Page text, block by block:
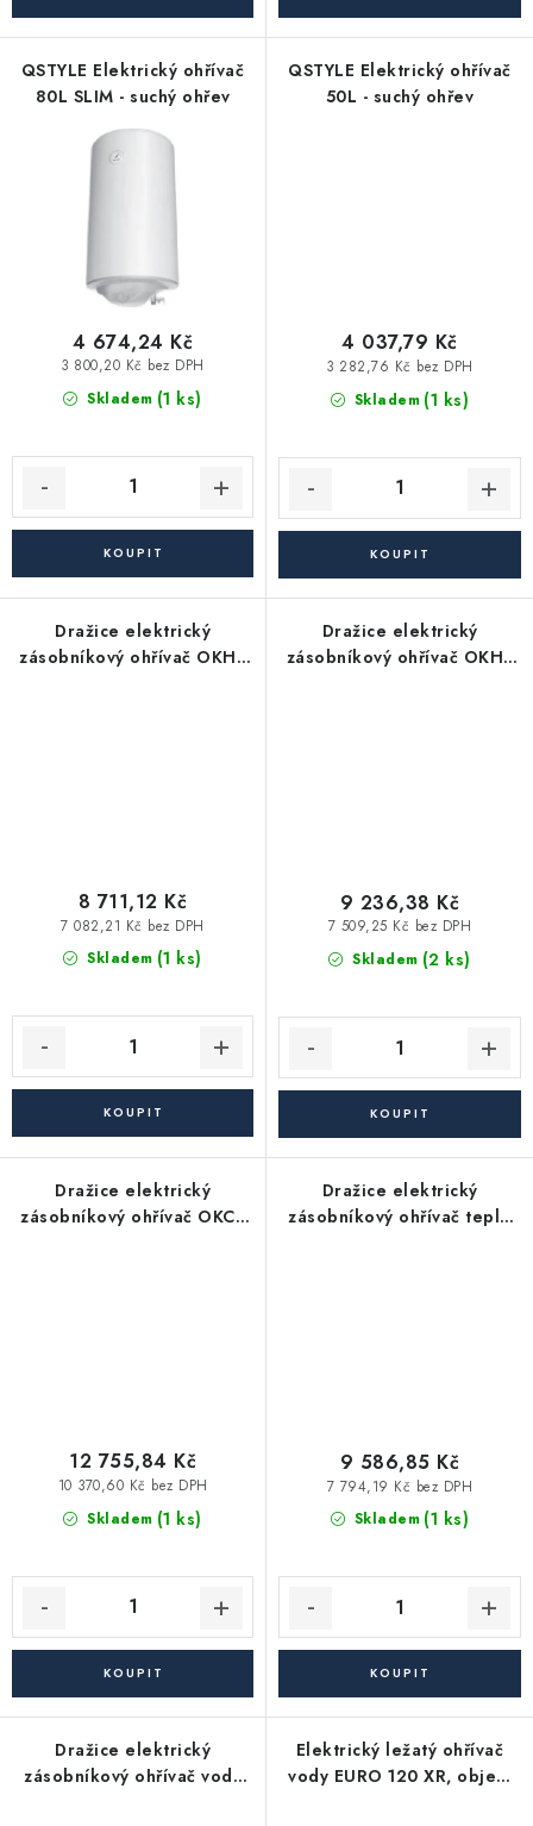
Kontakty Poštovné a doprava
Obchodní podmínky
Reklamační podmínky
Obchodní podmínky půjčovny nářadí
QSTYLE Elektrický ohřívač
80L SLIM - suchý ohřev
Skladem (1 ks)
3 800,20 Kč bez DPH
4 674,24 Kč
QSTYLE Elektrický ohřívač
50L - suchý ohřev
Skladem (1 ks)
3 282,76 Kč bez DPH
4 037,79 Kč
Dražice elektrický
zásobníkový ohřívač OKHE
Skladem (1 ks)
7 082,21 Kč bez DPH
8 711,12 Kč
Dražice elektrický
zásobníkový ohřívač OKHE
Skladem (2 ks)
7 509,25 Kč bez DPH
9 236,38 Kč
Dražice elektrický
zásobníkový ohřívač OKCE
Skladem (1 ks)
10 370,60 Kč bez DPH
12 755,84 Kč
Dražice elektrický
zásobníkový ohřívač teplé
Skladem (1 ks)
7 794,19 Kč bez DPH
9 586,85 Kč
Dražice elektrický
zásobníkový ohřívač vody
Elektrický ležatý ohřívač
vody EURO 120 XR, objem